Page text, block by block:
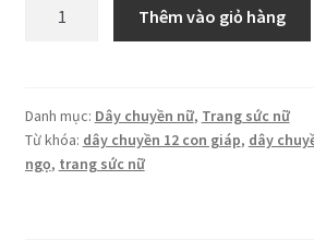
đính
đá
sang
Thêm vào giỏ hàng
Danh mục: Dây chuyền nữ, Trang sức nữ
Từ khóa: dây chuyền 12 con giáp, dây
ngọ, trang sức nữ